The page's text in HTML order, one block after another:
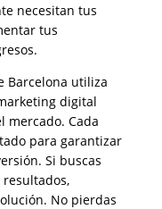
necesitan tus
tus
Barcelona utiliza
digital
mercado. Cada
para garantizar
Si buscas
resultados,
No pierdas